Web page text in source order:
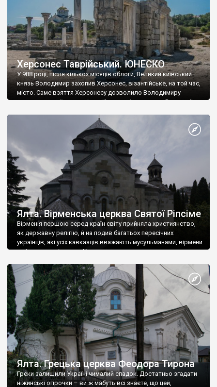
Херсонес Таврійський. ЮНЕСКО
У 988 році, після кількох місяців облоги, Великий київський
князь Володимир захопив Херсонес, візантійське, на той час,
місто. Саме взяття Херсонесу дозволило Володимиру
диктувати свої умови візантійському імператору Василю ІІ, та
Херсонесі Володимир-язичник, став Василем-християнином.
А потім було Хрещення Русі. На честь Херсонесу Таврійського
Ялта. Вірменська церква Святої Ріпсіме
Вірменія першою серед країн світу прийняла християнство,
як державну релігію, й на подив багатьох пересічних
українців, які усіх кавказців вважають мусульманами, вірмени
є відданими вірянами Христа
Ялта. Грецька церква Феодора Тирона
Греки залишили Україні чималий спадок. Достатньо згадати
ніжинські огірочки – ви ж мабуть всі знаєте, що цей,